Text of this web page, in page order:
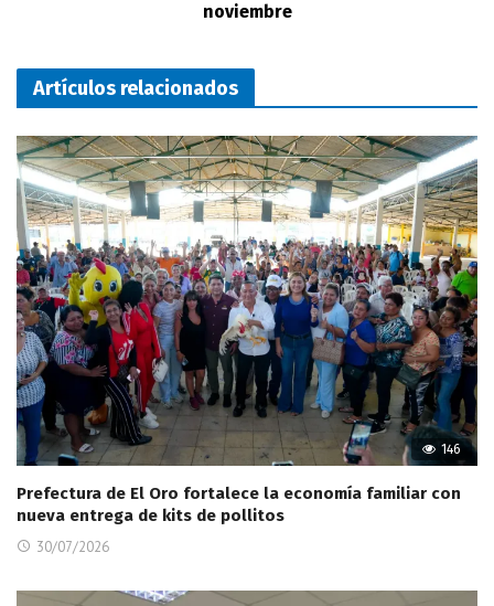
noviembre
Artículos relacionados
146
Prefectura de El Oro fortalece la economía familiar con
nueva entrega de kits de pollitos
30/07/2026